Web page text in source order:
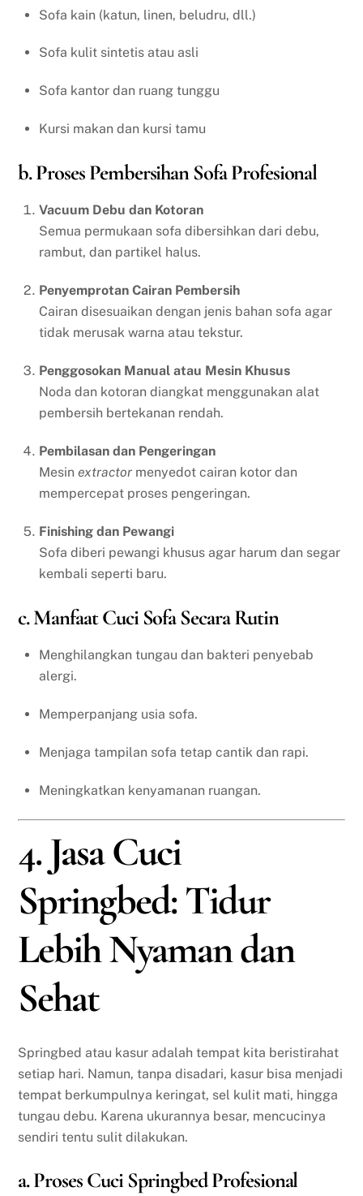
Sofa kain (katun, linen, beludru, dll.)
Sofa kulit sintetis atau asli
Sofa kantor dan ruang tunggu
Kursi makan dan kursi tamu
b. Proses Pembersihan Sofa Profesional
Vacuum Debu dan Kotoran
Semua permukaan sofa dibersihkan dari debu,
rambut, dan partikel halus.
Penyemprotan Cairan Pembersih
Cairan disesuaikan dengan jenis bahan sofa agar
tidak merusak warna atau tekstur.
Penggosokan Manual atau Mesin Khusus
Noda dan kotoran diangkat menggunakan alat
pembersih bertekanan rendah.
Pembilasan dan Pengeringan
Mesin extractor menyedot cairan kotor dan
mempercepat proses pengeringan.
Finishing dan Pewangi
Sofa diberi pewangi khusus agar harum dan segar
kembali seperti baru.
c. Manfaat Cuci Sofa Secara Rutin
Menghilangkan tungau dan bakteri penyebab
alergi.
Memperpanjang usia sofa.
Menjaga tampilan sofa tetap cantik dan rapi.
Meningkatkan kenyamanan ruangan.
4. Jasa Cuci
Springbed: Tidur
Lebih Nyaman dan
Sehat
Springbed atau kasur adalah tempat kita beristirahat
setiap hari. Namun, tanpa disadari, kasur bisa menjadi
tempat berkumpulnya keringat, sel kulit mati, hingga
tungau debu. Karena ukurannya besar, mencucinya
sendiri tentu sulit dilakukan.
a. Proses Cuci Springbed Profesional